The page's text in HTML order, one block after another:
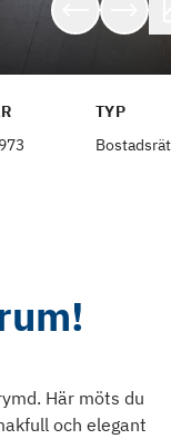
TYP
Här möts du
och elegant